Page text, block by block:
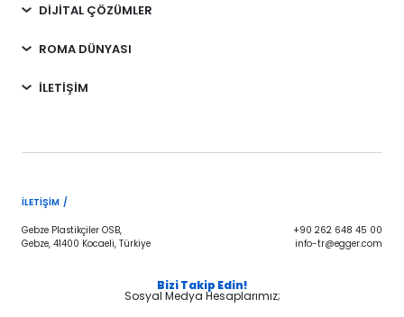
DİJİTAL ÇÖZÜMLER
ROMA DÜNYASI
İLETİŞİM
İLETIŞIM /
Gebze Plastikçiler OSB,
Gebze, 41400 Kocaeli, Türkiye
+90 262 648 45 00
info-tr@egger.com
Bizi Takip Edin!
Sosyal Medya Hesaplarımız;